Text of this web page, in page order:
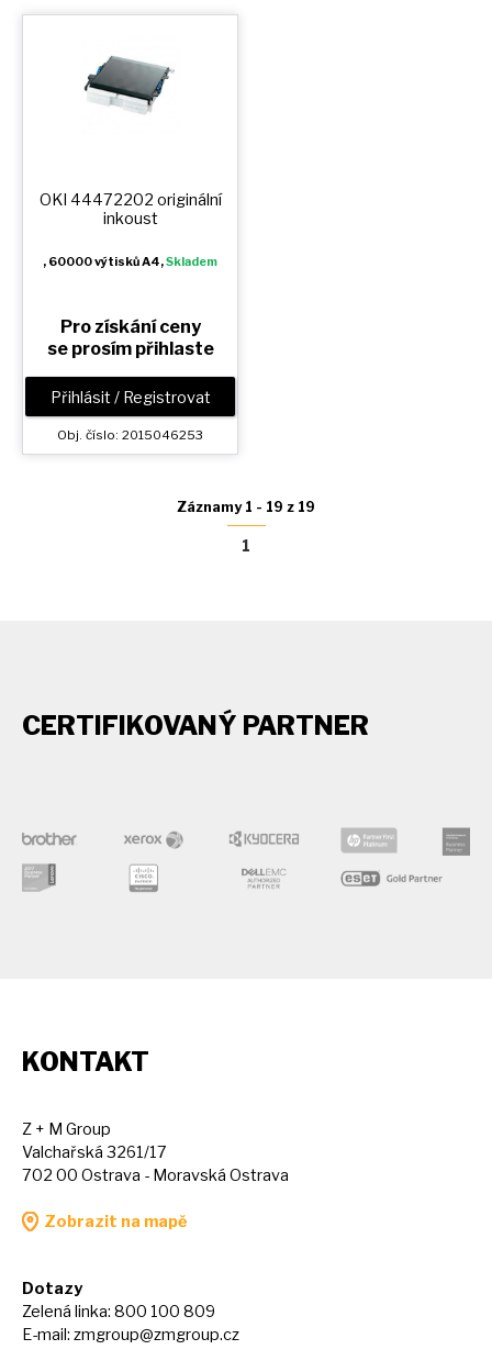
OKI 44472202 originální
inkoust
, 60000 výtisků A4,Skladem
Pro získání ceny
se prosím přihlaste
Přihlásit / Registrovat
Obj. číslo: 2015046253
Záznamy 1 - 19 z 19
1
CERTIFIKOVANÝ PARTNER
KONTAKT
Z + M Group
Valchařská 3261/17
702 00 Ostrava - Moravská Ostrava
Zobrazit na mapě
Dotazy
Zelená linka: 800 100 809
E-mail: zmgroup@zmgroup.cz